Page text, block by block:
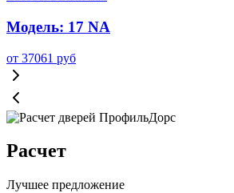
Модель: 17 NA
от 37061 руб
Расчет
Лучшее предложение